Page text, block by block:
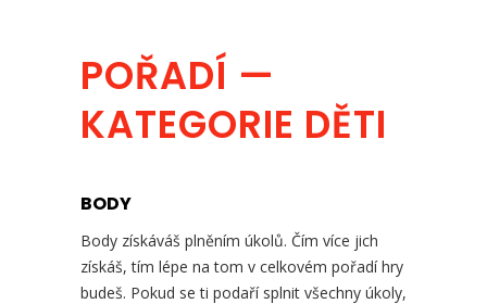
POŘADÍ —
KATEGORIE DĚTI
BODY
Body získáváš plněním úkolů. Čím více jich
získáš, tím lépe na tom v celkovém pořadí hry
budeš. Pokud se ti podaří splnit všechny úkoly,